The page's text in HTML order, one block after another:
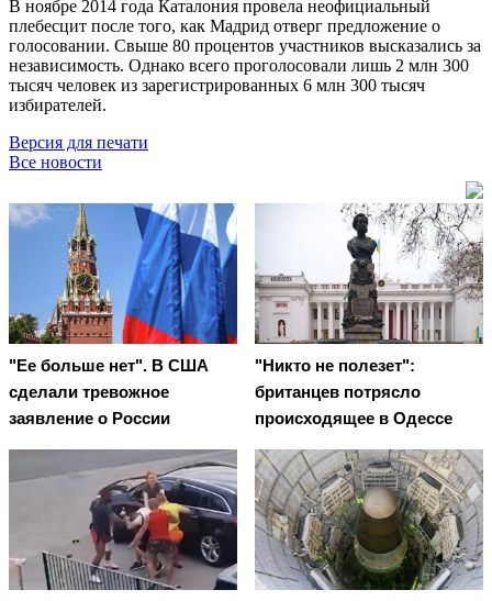
В ноябре 2014 года Каталония провела неофициальный
плебесцит после того, как Мадрид отверг предложение о
голосовании. Свыше 80 процентов участников высказались за
независимость. Однако всего проголосовали лишь 2 млн 300
тысяч человек из зарегистрированных 6 млн 300 тысяч
избирателей.
Версия для печати
Все новости
"Ее больше нет". В США
сделали тревожное
заявление о России
"Никто не полезет":
британцев потрясло
происходящее в Одессе